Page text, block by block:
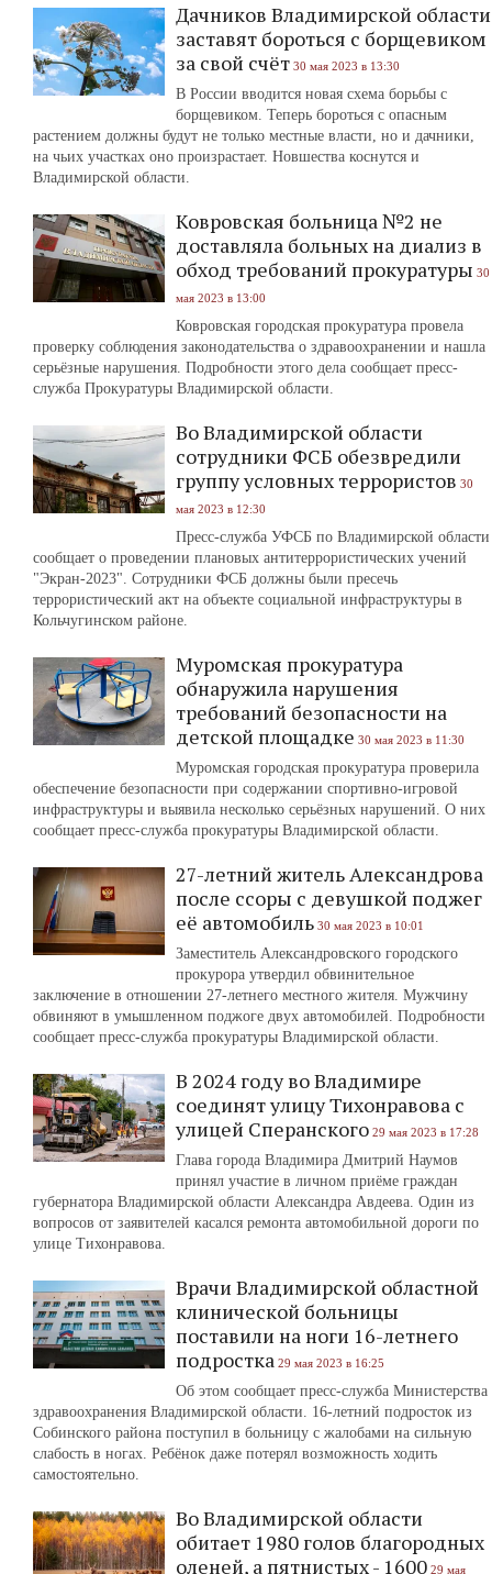
Дачников Владимирской области
заставят бороться с борщевиком
за свой счёт 30 мая 2023 в 13:30
В России вводится новая схема борьбы с
борщевиком. Теперь бороться с опасным
растением должны будут не только местные власти, но и дачники,
на чьих участках оно произрастает. Новшества коснутся и
Владимирской области.
Ковровская больница №2 не
доставляла больных на диализ в
обход требований прокуратуры 30
мая 2023 в 13:00
Ковровская городская прокуратура провела
проверку соблюдения законодательства о здравоохранении и нашла
серьёзные нарушения. Подробности этого дела сообщает пресс-
служба Прокуратуры Владимирской области.
Во Владимирской области
сотрудники ФСБ обезвредили
группу условных террористов 30
мая 2023 в 12:30
Пресс-служба УФСБ по Владимирской области
сообщает о проведении плановых антитеррористических учений
"Экран-2023". Сотрудники ФСБ должны были пресечь
террористический акт на объекте социальной инфраструктуры в
Кольчугинском районе.
Муромская прокуратура
обнаружила нарушения
требований безопасности на
детской площадке 30 мая 2023 в 11:30
Муромская городская прокуратура проверила
обеспечение безопасности при содержании спортивно-игровой
инфраструктуры и выявила несколько серьёзных нарушений. О них
сообщает пресс-служба прокуратуры Владимирской области.
27-летний житель Александрова
после ссоры с девушкой поджег
её автомобиль 30 мая 2023 в 10:01
Заместитель Александровского городского
прокурора утвердил обвинительное
заключение в отношении 27-летнего местного жителя. Мужчину
обвиняют в умышленном поджоге двух автомобилей. Подробности
сообщает пресс-служба прокуратуры Владимирской области.
В 2024 году во Владимире
соединят улицу Тихонравова с
улицей Сперанского 29 мая 2023 в 17:28
Глава города Владимира Дмитрий Наумов
принял участие в личном приёме граждан
губернатора Владимирской области Александра Авдеева. Один из
вопросов от заявителей касался ремонта автомобильной дороги по
улице Тихонравова.
Врачи Владимирской областной
клинической больницы
поставили на ноги 16-летнего
подростка 29 мая 2023 в 16:25
Об этом сообщает пресс-служба Министерства
здравоохранения Владимирской области. 16-летний подросток из
Собинского района поступил в больницу с жалобами на сильную
слабость в ногах. Ребёнок даже потерял возможность ходить
самостоятельно.
Во Владимирской области
обитает 1980 голов благородных
оленей, а пятнистых - 1600 29 мая